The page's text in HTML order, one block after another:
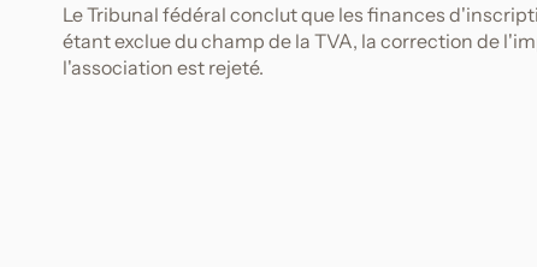
Le Tribunal fédéral conclut que les finances
étant exclue du champ de la TVA, la correction de
l'association est rejeté.